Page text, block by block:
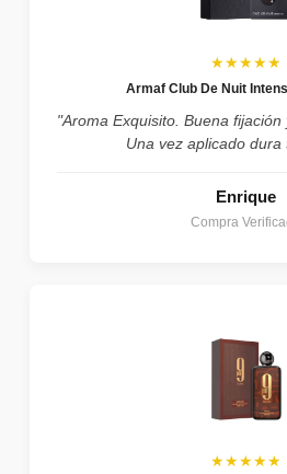
★★★★★
Armaf Club De Nuit
"Aroma Exquisito. Buena
Una vez aplicado
Enrique
Compra
★★★★★